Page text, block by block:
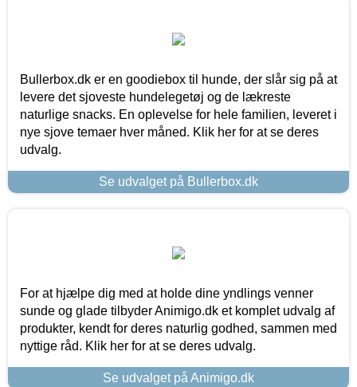
Bullerbox.dk er en goodiebox til hunde, der slår sig på at
levere det sjoveste hundelegetøj og de lækreste
naturlige snacks. En oplevelse for hele familien, leveret i
nye sjove temaer hver måned. Klik her for at se deres
udvalg.
Se udvalget på Bullerbox.dk
For at hjælpe dig med at holde dine yndlings venner
sunde og glade tilbyder Animigo.dk et komplet udvalg af
produkter, kendt for deres naturlig godhed, sammen med
nyttige råd. Klik her for at se deres udvalg.
Se udvalget på Animigo.dk